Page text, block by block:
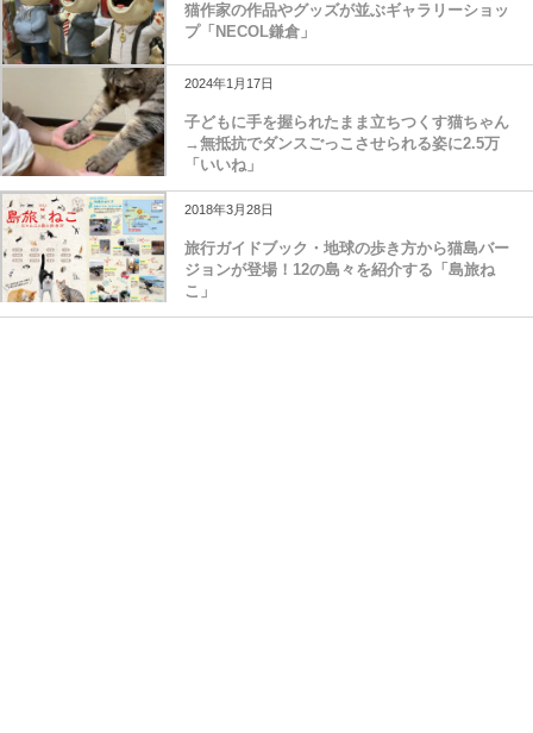
猫作家の作品やグッズが並ぶギャラリーショッ
プ「NECOL鎌倉」
2024年1月17日
子どもに手を握られたまま立ちつくす猫ちゃん
→無抵抗でダンスごっこさせられる姿に2.5万
「いいね」
2018年3月28日
旅行ガイドブック・地球の歩き方から猫島バー
ジョンが登場！12の島々を紹介する「島旅ね
こ」